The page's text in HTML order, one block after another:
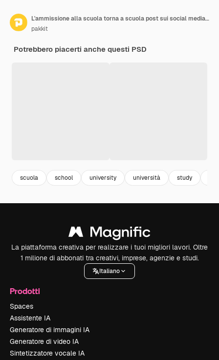
L'ammissione alla scuola torna a scuola post sui social media Psd gratis
pakkit
Potrebbero piacerti anche questi PSD
scuola school university università study
La piattaforma creativa per realizzare i tuoi migliori lavori. Oltre
1 milione di abbonati tra creativi, imprese, agenzie e studi.
Italiano
Prodotti
Spaces
Assistente IA
Generatore di immagini IA
Generatore di video IA
Sintetizzatore vocale IA